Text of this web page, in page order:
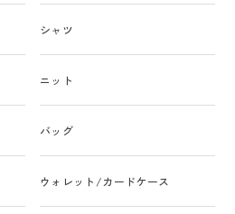
シャツ
ニット
バッグ
ウォレット/カードケース